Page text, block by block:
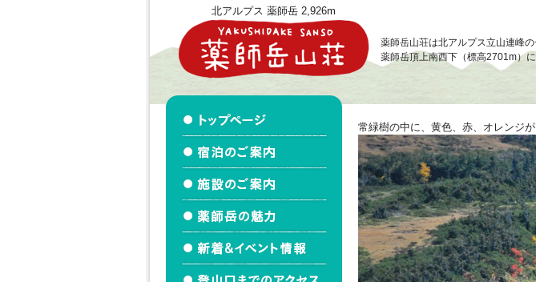
北アルプス 薬師岳 2,926m
薬師岳山荘は北アルプス立山連峰の
薬師岳頂上南西下（標高2701m）に
常緑樹の中に、黄色、赤、オレンジ